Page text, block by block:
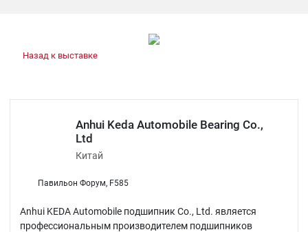
Назад к выставке
Anhui Keda Automobile Bearing Co.,
Ltd
Китай
Павильон Форум, F585
Anhui KEDA Automobile подшипник Co., Ltd. является
профессиональным производителем подшипников